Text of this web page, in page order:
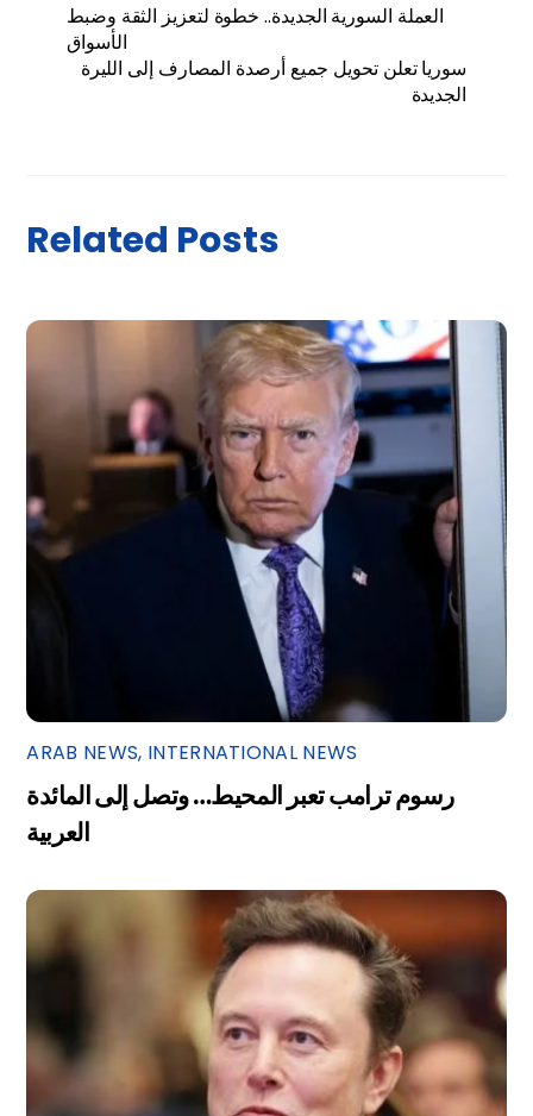
العملة السورية الجديدة.. خطوة لتعزيز الثقة وضبط
الأسواق
سوريا تعلن تحويل جميع أرصدة المصارف إلى الليرة
الجديدة
Related Posts
ARAB NEWS, INTERNATIONAL NEWS
رسوم ترامب تعبر المحيط… وتصل إلى المائدة
العربية